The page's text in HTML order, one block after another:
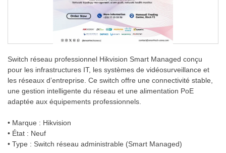
Switch réseau professionnel Hikvision Smart Managed conçu
pour les infrastructures IT, les systèmes de vidéosurveillance et
les réseaux d’entreprise. Ce switch offre une connectivité stable,
une gestion intelligente du réseau et une alimentation PoE
adaptée aux équipements professionnels.
• Marque : Hikvision
• État : Neuf
• Type : Switch réseau administrable (Smart Managed)